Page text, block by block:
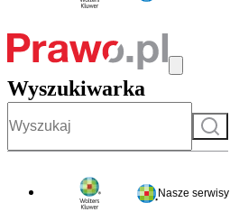
Wyszukiwarka
Szukaj
Nasze serwisy